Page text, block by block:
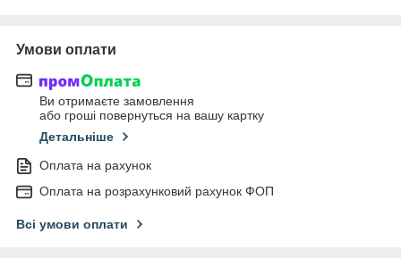
Умови оплати
Ви отримаєте замовлення
або гроші повернуться на вашу картку
Детальніше
Оплата на рахунок
Оплата на розрахунковий рахунок ФОП
Всі умови оплати